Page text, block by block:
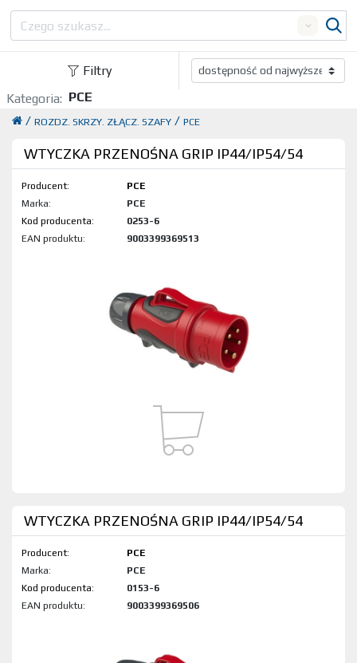
Filtry
Kategoria: PCE
PCE
/
ROZDZ. SKRZY. ZŁĄCZ. SZAFY
/
WTYCZKA PRZENOŚNA GRIP IP44/IP54/54
Producent:
PCE
Marka:
PCE
Kod produktu:
0253-6
EAN produktu:
9003399369513
WTYCZKA PRZENOŚNA GRIP IP44/IP54/54
Producent:
PCE
Marka:
PCE
Kod produktu:
0153-6
EAN produktu:
9003399369506